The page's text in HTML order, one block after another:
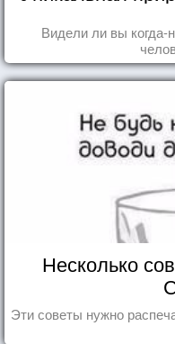
Видели ли вы когда-
Несколько
Эти советы нужно